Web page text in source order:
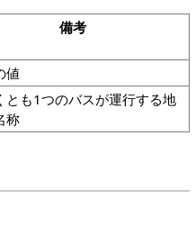
備考
値
とも1つのバスが運行する地
称